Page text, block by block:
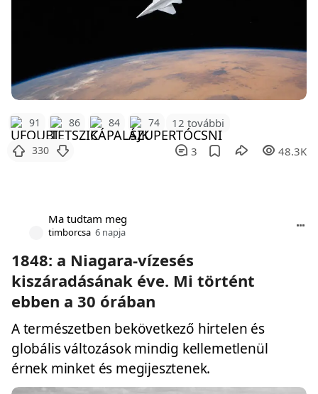
91 86 84 74 12 további
330 3 48.3K
Ma tudtam meg
timborcsa 6 napja
1848: a Niagara-vízesés
kiszáradásának éve. Mi történt
ebben a 30 órában
A természetben bekövetkező hirtelen és
globális változások mindig kellemetlenül
érnek minket és megijesztenek.